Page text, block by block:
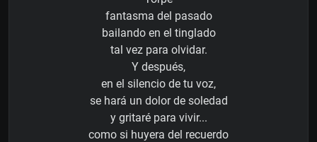
fantasma del pasado
bailando en el tinglado
tal vez para olvidar.
Y después,
en el silencio de tu voz,
se hará un dolor de soledad
y gritaré para vivir...
como si huyera del recuerdo